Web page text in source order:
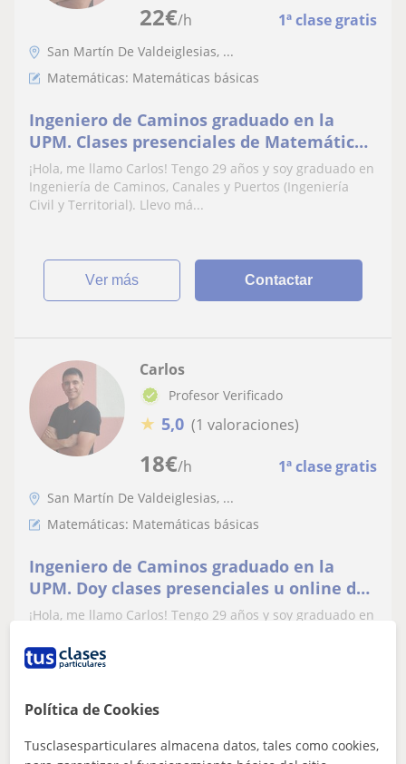
22€/h 1ª clase gratis
San Martín De Valdeiglesias, ...
Matemáticas: Matemáticas básicas
Ingeniero de Caminos graduado en la
UPM. Clases presenciales de Matemáticas,
Física y Química, Dibujo Técnico. Madrid
¡Hola, me llamo Carlos! Tengo 29 años y soy graduado en
Ingeniería de Caminos, Canales y Puertos (Ingeniería
Civil y Territorial). Llevo má...
ver más Contactar
18€/h 1ª clase gratis
Carlos
Profesor Verificado
★ 5,0 (1 valoraciones)
San Martín De Valdeiglesias, ...
Matemáticas: Matemáticas básicas
Ingeniero de Caminos graduado en la
UPM. Doy clases presenciales u online de
Matemáticas, Dibujo Técnico, Física y
¡Hola, me llamo Carlos! Tengo 29 años y soy graduado en
Civil y Territorial). Tengo 11...
Política de Cookies
Tusclasesparticulares almacena datos, tales como cookies,